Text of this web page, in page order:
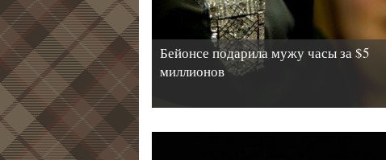
Бейонсе подарила мужу часы за $5
миллионов